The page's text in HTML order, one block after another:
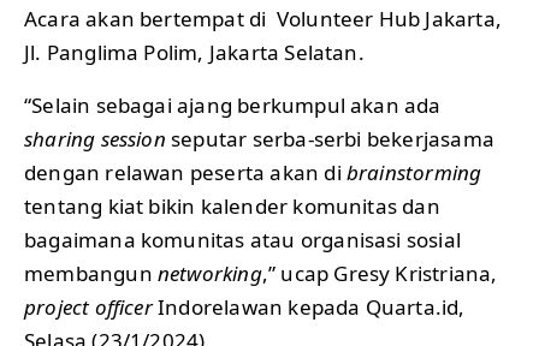
Acara akan bertempat di Volunteer Hub Jakarta,
Jl. Panglima Polim, Jakarta Selatan.
“Selain sebagai ajang berkumpul akan ada
sharing session seputar serba-serbi bekerjasama
dengan relawan peserta akan di brainstorming
tentang kiat bikin kalender komunitas dan
bagaimana komunitas atau organisasi sosial
membangun networking,” ucap Gresy Kristriana,
project officerIndorelawan kepada Quarta.id,
Selasa (23/1/2024).